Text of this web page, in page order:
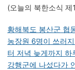
(오늘의 북한소식
황해북도 봉산군 협
농장원 6명이 쓰러
터 저녁 늦게까지
강행군에 나섰다가